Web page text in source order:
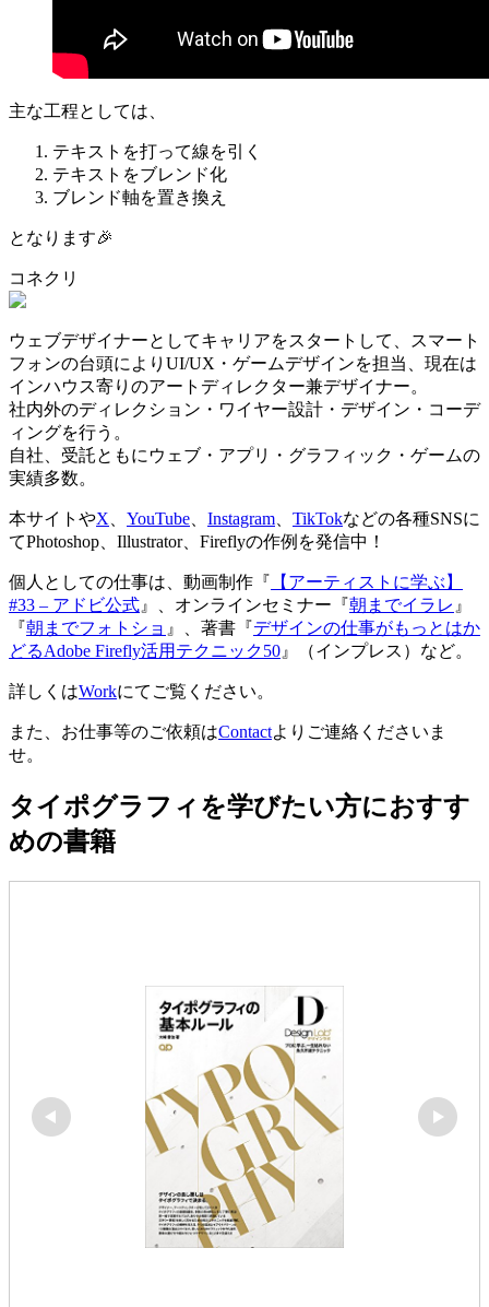
主な工程としては、
テキストを打って線を引く
テキストをブレンド化
ブレンド軸を置き換え
となります🎉
コネクリ
ウェブデザイナーとしてキャリアをスタートして、スマート
フォンの台頭によりUI/UX・ゲームデザインを担当、現在は
インハウス寄りのアートディレクター兼デザイナー。
社内外のディレクション・ワイヤー設計・デザイン・コーデ
ィングを行う。
自社、受託ともにウェブ・アプリ・グラフィック・ゲームの
実績多数。
本サイトやX YouTube Instagram TikTokなどの各種SNSに
てPhotoshop、Illustrator、Fireflyの作例を発信中！
個人としての仕事は、動画制作『 【アーティストに学ぶ】
#33 – アドビ公式 』、オンラインセミナー『朝までイラレ 』
『朝までフォトショ 』、著書『デザインの仕事がもっとはか
どるAdobe Firefly活用テクニック50 』（インプレス）など。
詳しくはWorkにてご覧ください。
また、お仕事等のご依頼はContactよりご連絡くださいま
せ。
タイポグラフィを学びたい方におすす
めの書籍